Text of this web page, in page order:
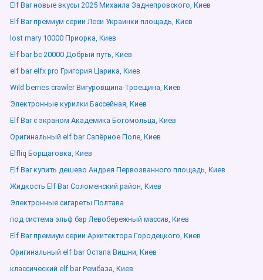
Elf Bar новые вкусы 2025 Михаила Заднепровского, Киев
Elf Bar премиум серии Леси Украинки площадь, Киев
lost mary 10000 Приорка, Киев
Elf bar bc 20000 Добрый путь, Киев
elf bar elfx pro Григория Царика, Киев
Wild berries crawler Вигуровщина-Троещина, Киев
Электронные курилки Бассейная, Киев
Elf Bar с экраном Академика Богомольца, Киев
Оригинальный elf bar Сапёрное Поле, Киев
Elfliq Борщаговка, Киев
Elf Bar купить дешево Андрея Первозванного площадь, Киев
Жидкость Elf Bar Соломенский район, Киев
Электронные сигареты Полтава
под система эльф бар Левобережный массив, Киев
Elf Bar премиум серии Архитектора Городецкого, Киев
Оригинальный elf bar Остапа Вишни, Киев
классический elf bar Рембаза, Киев